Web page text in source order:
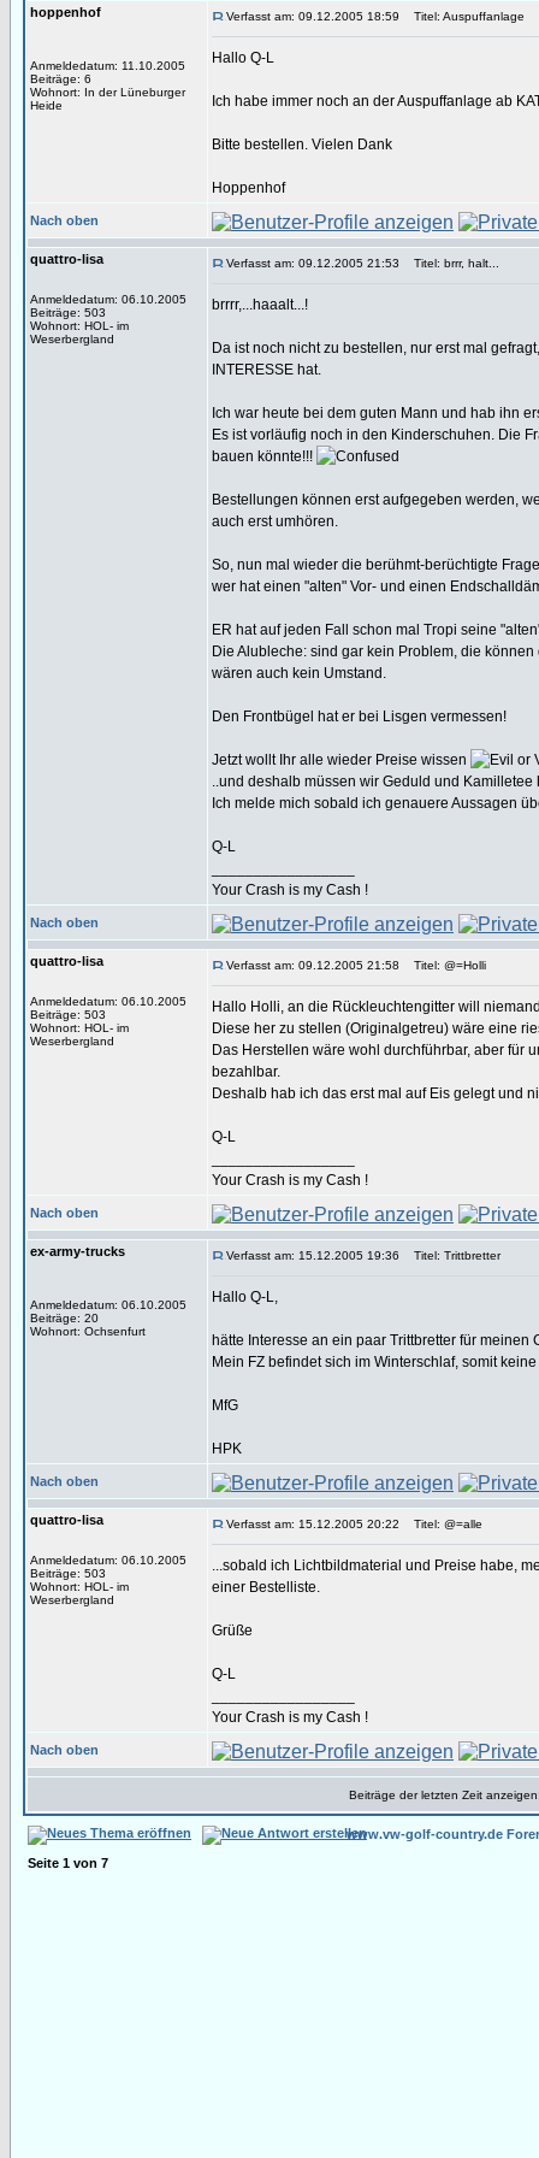
hoppenhof
Anmeldedatum: 11.10.2005
Beiträge: 6
Wohnort: In der Lüneburger
Heide
Verfasst am: 09.12.2005 18:59 Titel: Auspuffanlage
Hallo Q-L
Ich habe immer noch an der Auspuffanlage ab
Bitte bestellen. Vielen Dank
Hoppenhof
Nach oben
quattro-lisa
Anmeldedatum: 06.10.2005
Beiträge: 503
Wohnort: HOL- im
Weserbergland
Verfasst am: 09.12.2005 21:53 Titel: brrr, halt...
brrrr,...haaalt...!
Da ist noch nicht zu bestellen, nur erst mal
INTERESSE hat.
Ich war heute bei dem guten Mann und hab ihn
Es ist vorläufig noch in den Kinderschuhen. Die
bauen könnte!!!
Bestellungen können erst aufgegeben werden,
auch erst umhören.
So, nun mal wieder die berühmt-berüchtigte
wer hat einen "alten" Vor- und einen
ER hat auf jeden Fall schon mal Tropi seine
Die Alubleche: sind gar kein Problem, die
wären auch kein Umstand.
Den Frontbügel hat er bei Lisgen vermessen!
Jetzt wollt Ihr alle wieder Preise wissen
..und deshalb müssen wir Geduld und Kamilletee
Ich melde mich sobald ich genauere Aussagen
Q-L
Your Crash is my Cash !
Nach oben
quattro-lisa
Anmeldedatum: 06.10.2005
Beiträge: 503
Wohnort: HOL- im
Weserbergland
Verfasst am: 09.12.2005 21:58 Titel: @=Holli
Hallo Holli, an die Rückleuchtengitter will
Diese her zu stellen (Originalgetreu) wäre eine
Das Herstellen wäre wohl durchführbar, aber für
bezahlbar.
Deshalb hab ich das erst mal auf Eis gelegt und
Q-L
Your Crash is my Cash !
Nach oben
ex-army-trucks
Anmeldedatum: 06.10.2005
Beiträge: 20
Wohnort: Ochsenfurt
Verfasst am: 15.12.2005 19:36 Titel: Trittbretter
Hallo Q-L,
hätte Interesse an ein paar Trittbretter für
Mein FZ befindet sich im Winterschlaf, somit
MfG
HPK
Nach oben
quattro-lisa
Anmeldedatum: 06.10.2005
Beiträge: 503
Wohnort: HOL- im
Weserbergland
Verfasst am: 15.12.2005 20:22 Titel: @=alle
...sobald ich Lichtbildmaterial und Preise habe,
einer Bestelliste.
Grüße
Q-L
Your Crash is my Cash !
Nach oben
Beiträge der letzten Zeit
www.vw-golf-country.de
Seite 1 von 7